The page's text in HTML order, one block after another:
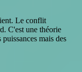
Le conflit
C'est une théorie
mais des